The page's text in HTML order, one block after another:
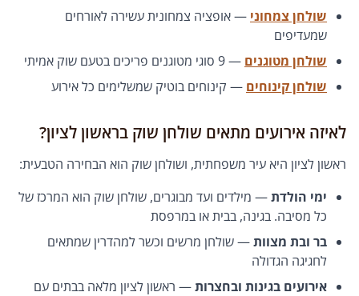
שולחן צמחוני — אופציה צמחונית עשירה לאורחים
שמעדיפים
שולחן מטוגנים — 9 סוגי מטוגנים פריכים בטעם שוק אמיתי
שולחן קינוחים — קינוחים בוטיק שמשלימים כל אירוע
לאיזה אירועים מתאים שולחן שוק בראשון לציון?
ראשון לציון היא עיר משפחתית, ושולחן שוק הוא הבחירה הטבעית:
ימי הולדת— מילדים ועד מבוגרים, שולחן שוק הוא המרכז של
כל מסיבה. בגינה, בבית או במרפסת
בר ובת מצוות— שולחן מרשים וכשר למהדרין שמתאים
לחגיגה הגדולה
אירועים בגינות ובחצרות— ראשון לציון מלאה בבתים עם